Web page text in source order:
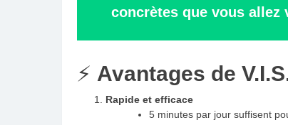
concrètes que vous allez
⚡ Avantages de
Rapide et efficace
5 minutes par jour suffisent